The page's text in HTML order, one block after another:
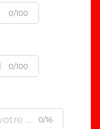
0/100
0/100
0/16